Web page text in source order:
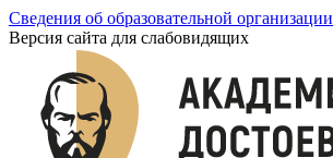
Сведения об образовательной организации
Версия сайта для слабовидящих